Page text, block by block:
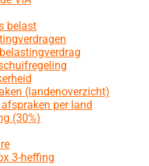
belast
(landenoverzicht)
per land
(30%)
3-heffing